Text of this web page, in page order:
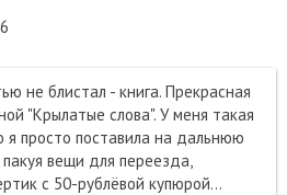
не блистал - книга. Прекрасная
"Крылатые слова". У меня такая
просто поставила на дальнюю
вещи для переезда,
с 50-рублёвой купюрой...